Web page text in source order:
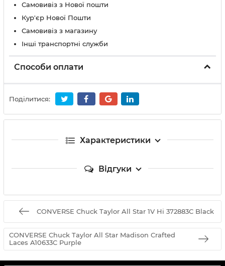
Самовивіз з Нової пошти
Кур'єр Нової Пошти
Самовивіз з магазину
Інші транспортні служби
Способи оплати
Поділитися:
Характеристики
Відгуки
CONVERSE Chuck Taylor All Star 1V Hi 372883C Black
CONVERSE Chuck Taylor All Star Madison Crafted
Laces A10633C Purple